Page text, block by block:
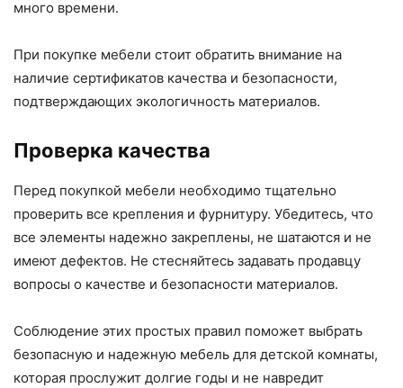
много времени.
При покупке мебели стоит обратить внимание на
наличие сертификатов качества и безопасности,
подтверждающих экологичность материалов.
Проверка качества
Перед покупкой мебели необходимо тщательно
проверить все крепления и фурнитуру. Убедитесь, что
все элементы надежно закреплены, не шатаются и не
имеют дефектов. Не стесняйтесь задавать продавцу
вопросы о качестве и безопасности материалов.
Соблюдение этих простых правил поможет выбрать
безопасную и надежную мебель для детской комнаты,
которая прослужит долгие годы и не навредит